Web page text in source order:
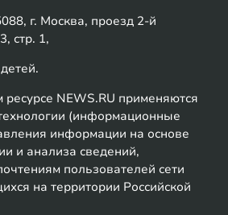
г. Москва, проезд 2-й
стр. 1,
NEWS.RU применяются
(информационные
информации на основе
и анализа сведений,
пользователей сети
на территории Российской